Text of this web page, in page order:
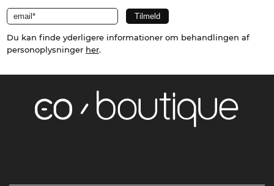
Du kan finde yderligere informationer om behandlingen af
personoplysninger her.